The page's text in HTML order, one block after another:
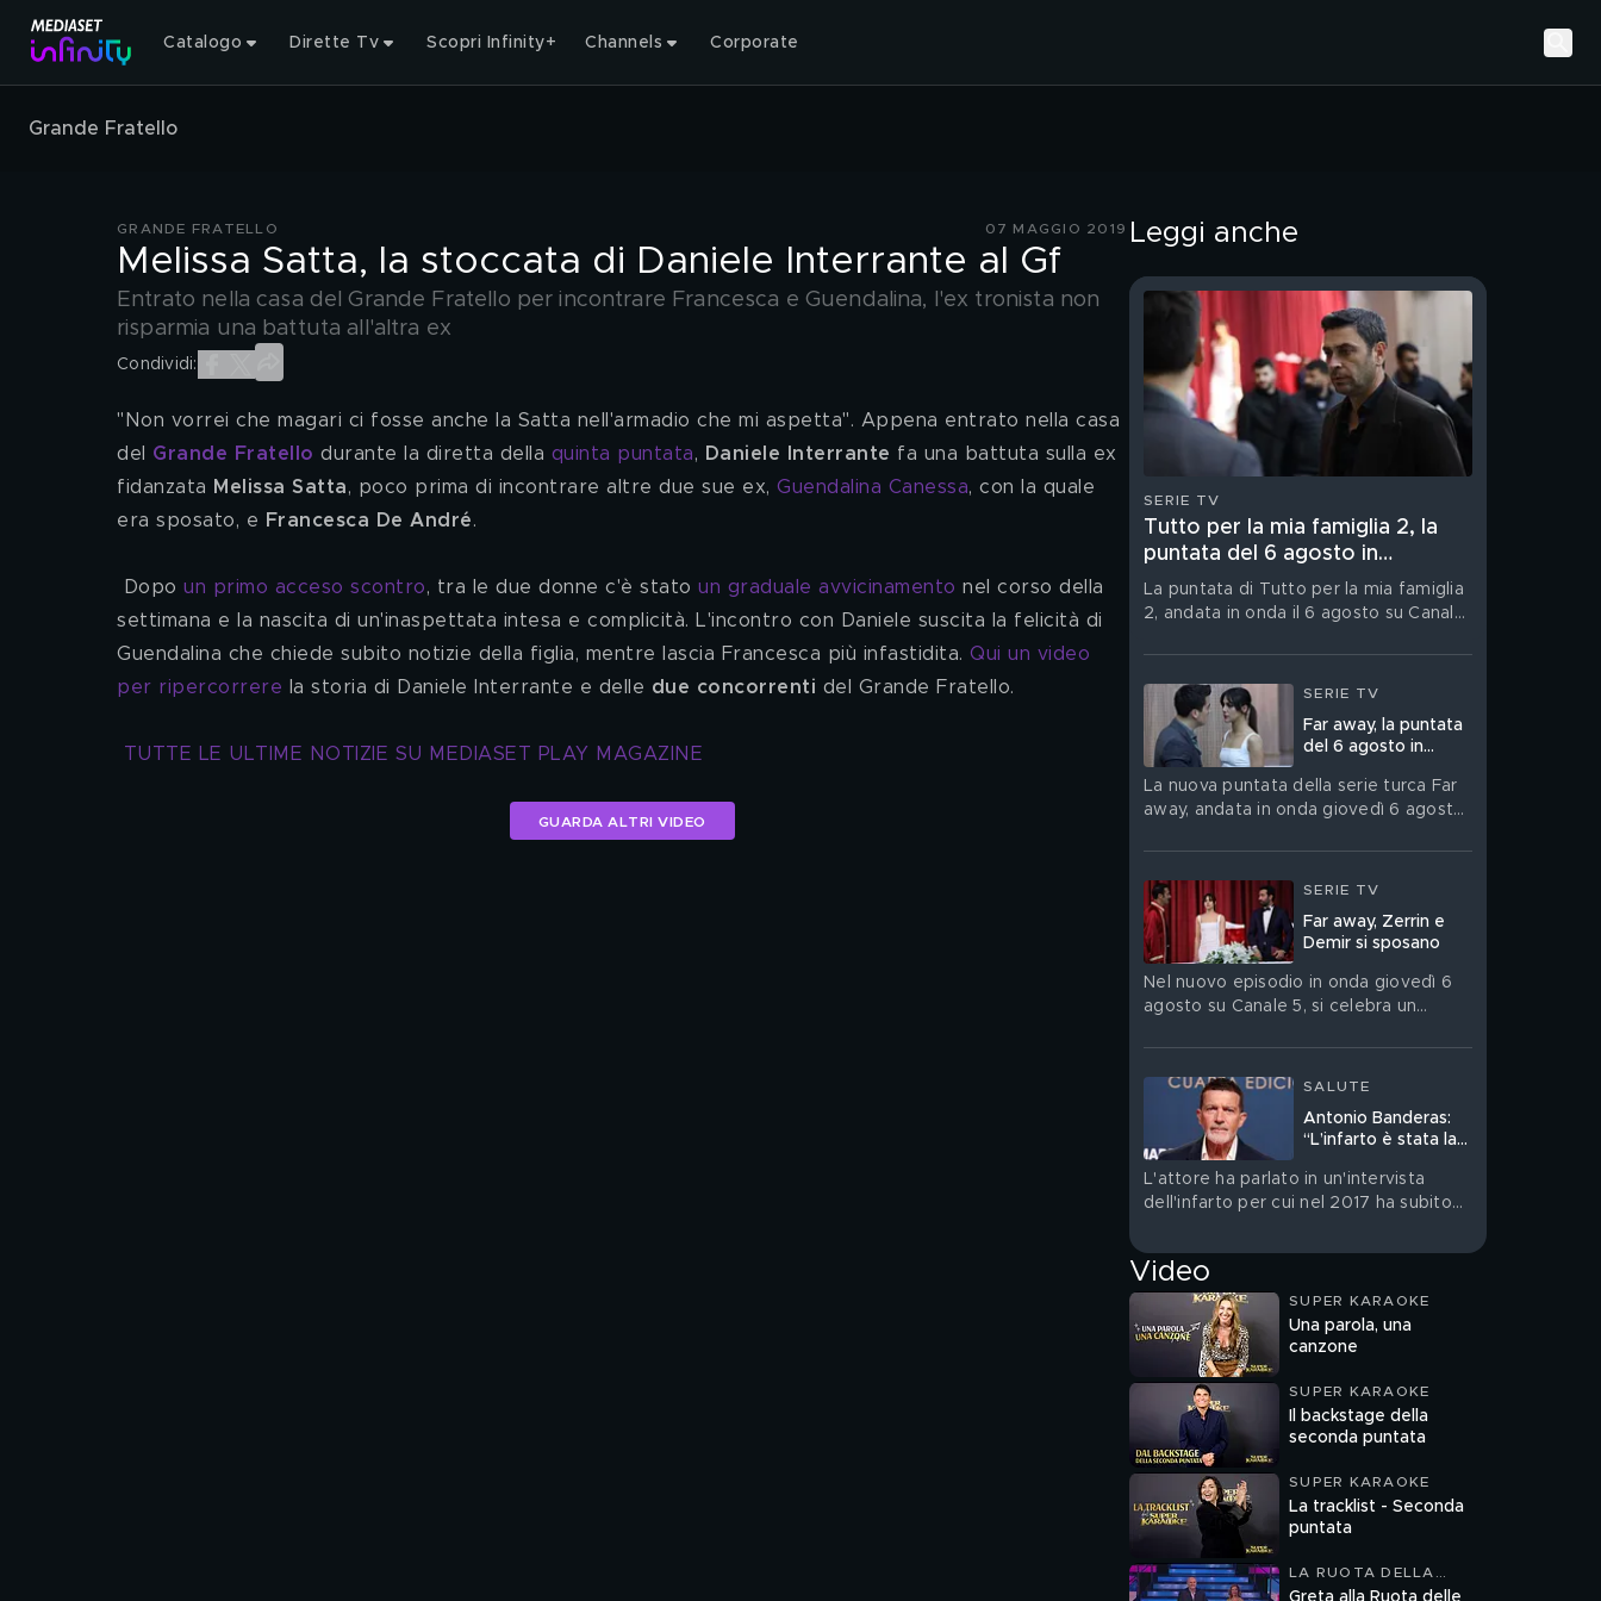
Catalogo Dirette Tv Scopri Infinity+ Channels Corporate
Grande Fratello
GRANDE FRATELLO 07 MAGGIO 2019
Melissa Satta, la stoccata di Daniele Interrante al Gf
Entrato nella casa del Grande Fratello per incontrare Francesca e Guendalina, l'ex tronista non
risparmia una battuta all'altra ex
Condividi:
"Non vorrei che magari ci fosse anche la Satta nell'armadio che mi aspetta". Appena entrato nella casa
del Grande Fratello durante la diretta della quinta puntata, Daniele Interrante fa una battuta sulla ex
fidanzata
Melissa Satta, poco prima di incontrare altre due sue ex, Guendalina Canessa, con la quale
era sposato, e
Francesca De André.
Dopo un primo acceso scontro, tra le due donne c'è stato un graduale avvicinamento nel corso della
settimana e la nascita di un'inaspettata intesa e complicità. L'incontro con Daniele suscita la felicità di
Guendalina che chiede subito notizie della figlia, mentre lascia Francesca più infastidita. Qui un video
per ripercorrere la storia di Daniele Interrante e delle due concorrenti del Grande Fratello.
TUTTE LE ULTIME NOTIZIE SU MEDIASET PLAY MAGAZINE
GUARDA ALTRI VIDEO
Leggi anche
SERIE TV
Tutto per la mia famiglia 2, la
puntata del 6 agosto in
streaming
La puntata di Tutto per la mia famiglia
2, andata in onda il 6 agosto su Canale
SERIE TV
Far away, la puntata
del 6 agosto in
La nuova puntata della serie turca Far
away, andata in onda giovedì 6 agosto,
SERIE TV
Far away, Zerrin e
Demir si sposano
Nel nuovo episodio in onda giovedì 6
agosto su Canale 5, si celebra un
SALUTE
Antonio Banderas:
“L’infarto è stata la
sia mai capitata nella
vita”
L'attore ha parlato in un'intervista
dell'infarto per cui nel 2017 ha subito
Video
SUPER KARAOKE
Una parola, una
canzone
SUPER KARAOKE
Il backstage della
seconda puntata
SUPER KARAOKE
La tracklist - Seconda
puntata
LA RUOTA DELLA
FORTUNA
Greta alla Ruota delle